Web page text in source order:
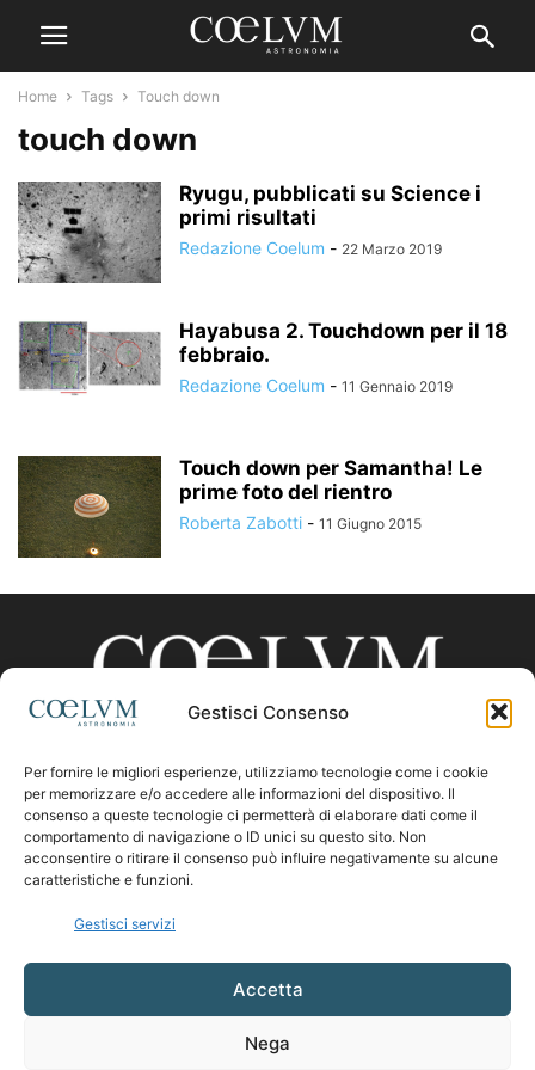
Gestisci Consenso
Per fornire le migliori esperienze, utilizziamo tecnologie come i cookie
per memorizzare e/o accedere alle informazioni del dispositivo. Il
consenso a queste tecnologie ci permetterà di elaborare dati come il
comportamento di navigazione o ID unici su questo sito. Non
acconsentire o ritirare il consenso può influire negativamente su alcune
caratteristiche e funzioni.
Gestisci servizi
Accetta
Nega
Home Tags Touch down
touch down
Ryugu, pubblicati su Science i
primi risultati
Redazione Coelum - 22 Marzo 2019
Hayabusa 2. Touchdown per il 18
febbraio.
Redazione Coelum - 11 Gennaio 2019
Touch down per Samantha! Le
prime foto del rientro
Roberta Zabotti - 11 Giugno 2015
CHI SIAMO
Contattaci:coelumastro@coelum.com